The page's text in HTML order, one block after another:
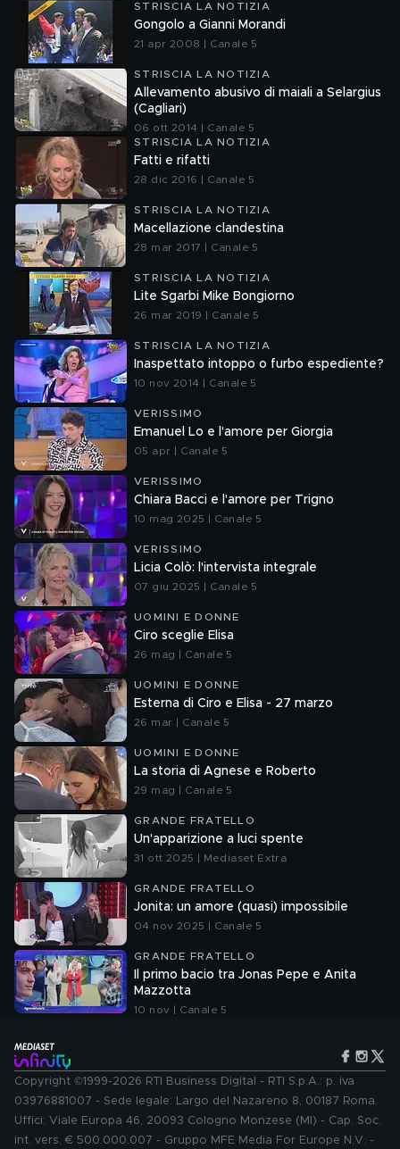
STRISCIA LA NOTIZIA
Gongolo a Gianni Morandi
21 apr 2008 | Canale 5
STRISCIA LA NOTIZIA
Allevamento abusivo di maiali a Selargius
(Cagliari)
06 ott 2014 | Canale 5
STRISCIA LA NOTIZIA
Fatti e rifatti
28 dic 2016 | Canale 5
STRISCIA LA NOTIZIA
Macellazione clandestina
28 mar 2017 | Canale 5
STRISCIA LA NOTIZIA
Lite Sgarbi Mike Bongiorno
26 mar 2019 | Canale 5
STRISCIA LA NOTIZIA
Inaspettato intoppo o furbo espediente?
10 nov 2014 | Canale 5
VERISSIMO
Emanuel Lo e l'amore per Giorgia
05 apr | Canale 5
VERISSIMO
Chiara Bacci e l'amore per Trigno
10 mag 2025 | Canale 5
VERISSIMO
Licia Colò: l'intervista integrale
07 giu 2025 | Canale 5
UOMINI E DONNE
Ciro sceglie Elisa
26 mag | Canale 5
UOMINI E DONNE
Esterna di Ciro e Elisa - 27 marzo
26 mar | Canale 5
UOMINI E DONNE
La storia di Agnese e Roberto
29 mag | Canale 5
GRANDE FRATELLO
Un'apparizione a luci spente
31 ott 2025 | Mediaset Extra
GRANDE FRATELLO
Jonita: un amore (quasi) impossibile
04 nov 2025 | Canale 5
GRANDE FRATELLO
Il primo bacio tra Jonas Pepe e Anita
Mazzotta
10 nov | Canale 5
Copyright ©1999-2026 RTI Business Digital - RTI S.p.A.: p. iva
03976881007 - Sede legale: Largo del Nazareno 8, 00187 Roma.
Uffici: Viale Europa 46, 20093 Cologno Monzese (MI) - Cap. Soc.
int. vers. € 500.000.007 - Gruppo MFE Media For Europe N.V. -